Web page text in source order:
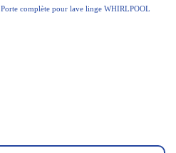
Porte complète pour lave linge WHIRLPOOL